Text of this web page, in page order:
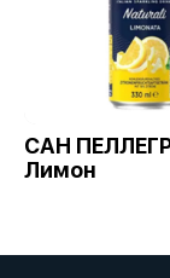
САН
Лимон